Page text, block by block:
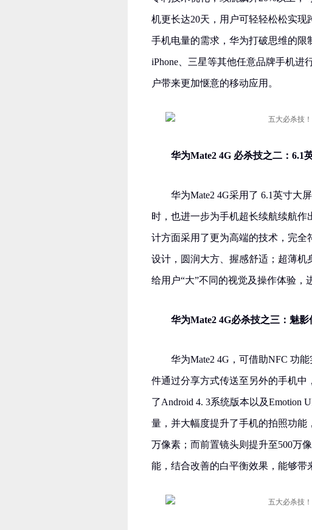
机更长达20天，用户可轻轻松松实
手机电量的需求，华为打破思维的限
iPhone、三星等其他任意品牌手机进
户带来更加惬意的移动应用。
华为Mate2 4G 必杀技之二：6.1
华为Mate2 4G采用了 6.1英寸大
时，也进一步为手机超长续航续航作
计方面采用了更为高端的技术，完全
设计，圆润大方、握感舒适；超薄机
给用户“大”不同的视觉及操作体验，
华为Mate2 4G必杀技之三：魅
华为Mate2 4G，可借助NFC 功
件通过分享方式传送至另外的手机
了Android 4. 3系统版本以及Emotion
量，并大幅度提升了手机的拍照功能
万像素；而前置镜头则提升至500万
能，结合改善的白平衡效果，能够带